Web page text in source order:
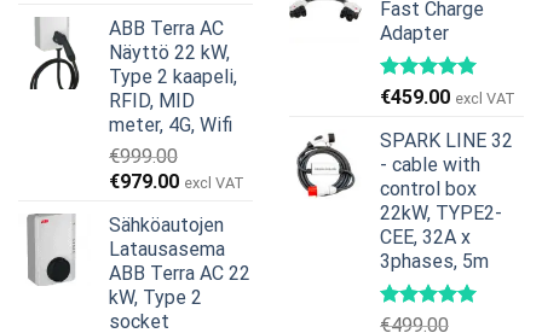
oli:
€799.00.
on:
€629.00.
ABB Terra AC
Näyttö 22 kW,
Type 2 kaapeli,
RFID, MID
meter, 4G, Wifi
€999.00
Alkuperäinen
oli:
€999.00.
€979.00Nykyinen
on:
€979.00.
excl VAT
Sähköautojen
Latausasema
ABB Terra AC 22
kW, Type 2
socket
€269.00.€245.00.
Fast Charge
Adapter
€459.00 excl VAT
SPARK LINE 32
- cable with
control box
22kW, TYPE2-
CEE, 32A x
3phases, 5m
€499.00